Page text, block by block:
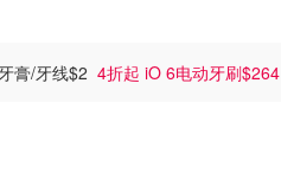
膏/牙线$2 4折起 iO 6电动牙刷$264